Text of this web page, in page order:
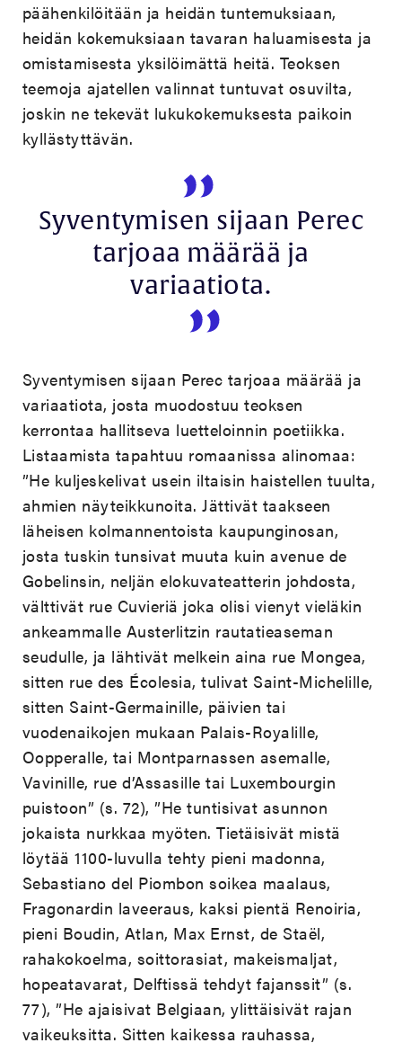
päähenkilöitään ja heidän tuntemuksiaan,
heidän kokemuksiaan tavaran haluamisesta ja
omistamisesta yksilöimättä heitä. Teoksen
teemoja ajatellen valinnat tuntuvat osuvilta,
joskin ne tekevät lukukokemuksesta paikoin
kyllästyttävän.
Syventymisen sijaan Perec
tarjoaa määrää ja
variaatiota.
Syventymisen sijaan Perec tarjoaa määrää ja
variaatiota, josta muodostuu teoksen
kerrontaa hallitseva luetteloinnin poetiikka.
Listaamista tapahtuu romaanissa alinomaa:
”He kuljeskelivat usein iltaisin haistellen tuulta,
ahmien näyteikkunoita. Jättivät taakseen
läheisen kolmannentoista kaupunginosan,
josta tuskin tunsivat muuta kuin avenue de
Gobelinsin, neljän elokuvateatterin johdosta,
välttivät rue Cuvieriä joka olisi vienyt vieläkin
ankeammalle Austerlitzin rautatieaseman
seudulle, ja lähtivät melkein aina rue Mongea,
sitten rue des Écolesia, tulivat Saint-Michelille,
sitten Saint-Germainille, päivien tai
vuodenaikojen mukaan Palais-Royalille,
Oopperalle, tai Montparnassen asemalle,
Vavinille, rue d’Assasille tai Luxembourgin
puistoon” (s. 72), ”He tuntisivat asunnon
jokaista nurkkaa myöten. Tietäisivät mistä
löytää1100-luvulla tehty pieni madonna,
Sebastiano del Piombon soikea maalaus,
Fragonardin laveeraus, kaksi pientä Renoiria,
pieni Boudin, Atlan, Max Ernst, de Staël,
rahakokoelma, soittorasiat, makeismaljat,
hopeatavarat, Delftissä tehdyt fajanssit” (s.
77), ”He ajaisivat Belgiaan, ylittäisivät rajan
vaikeuksitta. Sitten kaikessa rauhassa,